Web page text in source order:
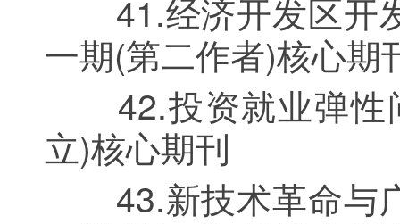
41.经济开发区开
一期(第二作者)核心期
42.投资就业弹性
立)核心期刊
43.新技术革命与